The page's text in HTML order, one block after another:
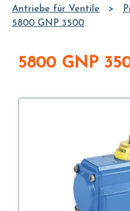
Antriebe für Ventile
5800 GNP 3500
5800 GNP